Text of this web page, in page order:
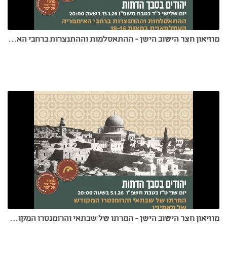
מוזיאון חצר הישוב הישן - ההתאסלמות וההתנצרות ברחבי האימפריה העות'מאנית במאות 18-16 - 13.1.26
מוזיאון חצר הישוב הישן - המרתו של שבתאי והרומנסרו המקודש של מאמיניו - דר אליעזר פאפו 5.1.26